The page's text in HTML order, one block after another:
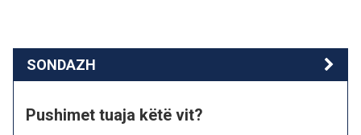
SONDAZH
Pushimet tuaja këtë vit?